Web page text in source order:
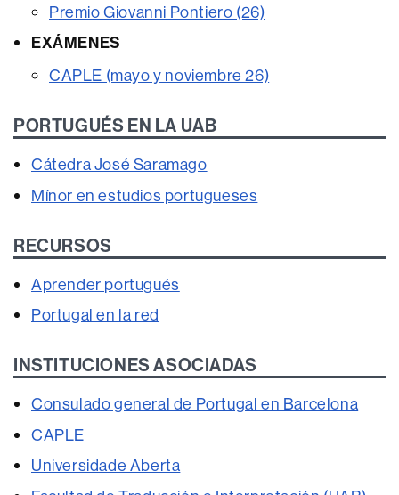
Premio Giovanni Pontiero (26)
EXÁMENES
CAPLE (mayo y noviembre 26)
PORTUGUÉS EN LA UAB
Cátedra José Saramago
Mínor en estudios portugueses
RECURSOS
Aprender portugués
Portugal en la red
INSTITUCIONES ASOCIADAS
Consulado general de Portugal en Barcelona
CAPLE
Universidade Aberta